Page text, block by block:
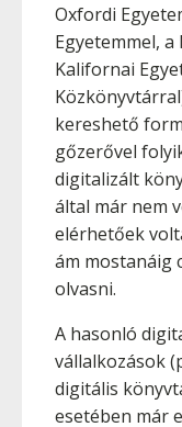
Oxfordi
Egyetemmel,
Kalifornai
kereshető
gőzerővel
digitalizált
által már nem
elérhetőek
ám mostanáig
olvasni.
A hasonló
vállalkozások
digitális
esetében már